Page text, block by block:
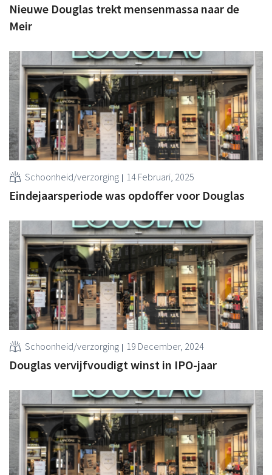
Nieuwe Douglas trekt mensenmassa naar de
Meir
Schoonheid/verzorging 14 Februari, 2025
Eindejaarsperiode was opdoffer voor Douglas
Schoonheid/verzorging 19 December, 2024
Douglas vervijfvoudigt winst in IPO-jaar